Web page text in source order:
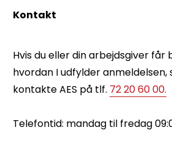
Kontakt
Hvis du eller din arbejdsgiver
hvordan I udfylder anmeldelsen,
kontakte AES på tlf. 72 20 60 00.
Telefontid: mandag til fredag